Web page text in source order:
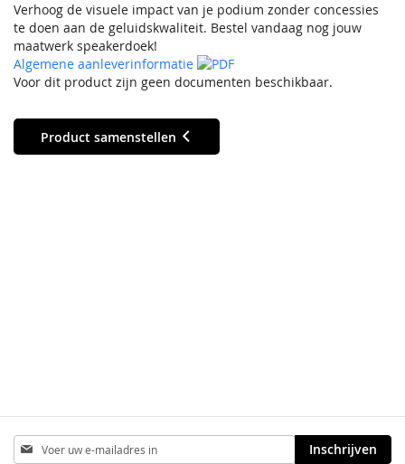
Verhoog de visuele impact van je podium zonder concessies
te doen aan de geluidskwaliteit. Bestel vandaag nog jouw
maatwerk speakerdoek!
Algemene aanleverinformatie
Voor dit product zijn geen documenten beschikbaar.
Product samenstellen
Abonneer
Inschrijven